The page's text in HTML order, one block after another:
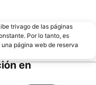
trivago de las páginas
Por lo tanto, es
página web de reserva
en